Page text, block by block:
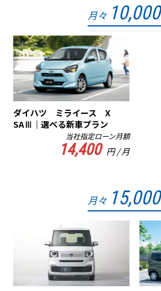
月々 10,000
ダイハツ ミライース X
SAⅢ｜選べる新車プラン
当社指定ローン月額
14,400 円 / 月
月々 15,000